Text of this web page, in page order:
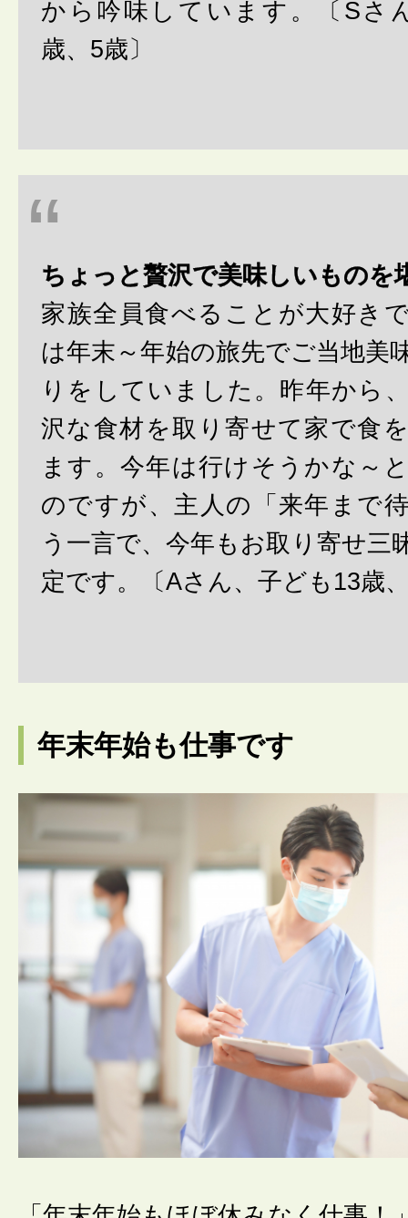
から吟味しています。〔Sさ
歳、5歳〕
ちょっと贅沢で美味しいものを
家族全員食べることが大好き
は年末～年始の旅先でご当地美
りをしていました。昨年から
沢な食材を取り寄せて家で食
ます。今年は行けそうかな～
のですが、主人の「来年まで
う一言で、今年もお取り寄せ三
定です。〔Aさん、子ども13歳
年末年始も仕事です